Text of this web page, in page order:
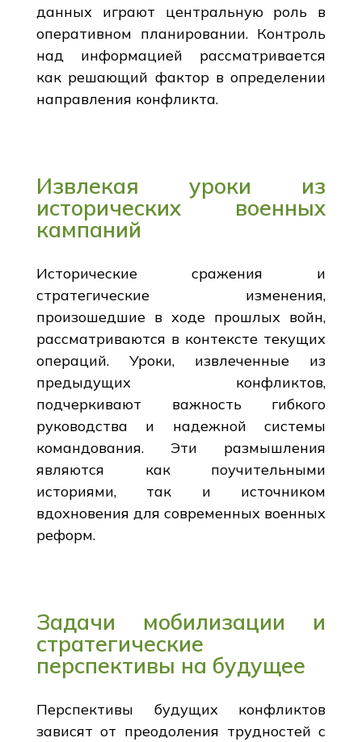
данных играют центральную роль в
оперативном планировании. Контроль
над информацией рассматривается
как решающий фактор в определении
направления конфликта.
Извлекая уроки из
исторических военных
кампаний
Исторические сражения и
стратегические изменения,
произошедшие в ходе прошлых войн,
рассматриваются в контексте текущих
операций. Уроки, извлеченные из
предыдущих конфликтов,
подчеркивают важность гибкого
руководства и надежной системы
командования. Эти размышления
являются как поучительными
историями, так и источником
вдохновения для современных военных
реформ.
Задачи мобилизации и
стратегические
перспективы на будущее
Перспективы будущих конфликтов
зависят от преодоления трудностей с